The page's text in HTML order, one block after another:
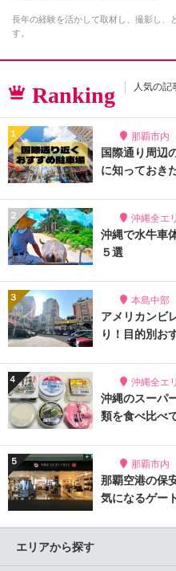
長年の経験を活かして取材し、撮影し、
す。
Ranking 人気の記
那覇市内
国際通り周辺
に知っておき
沖縄全エ
沖縄で水牛車
５選
本島中部
アメリカンビ
り！目的別お
沖縄全エ
沖縄のスーパ
類を食べ比べ
那覇市内
那覇空港の保
気になるゲー
エリアから探す